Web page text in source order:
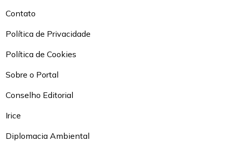
Contato
Política de Privacidade
Política de Cookies
Sobre o Portal
Conselho Editorial
Irice
Diplomacia Ambiental